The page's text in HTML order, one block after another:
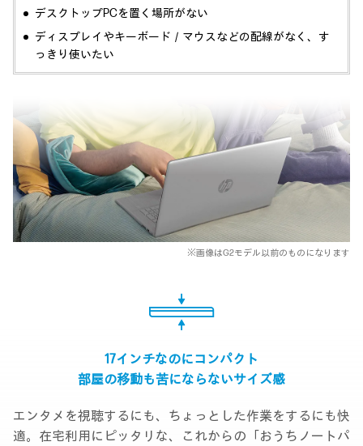
デスクトップPCを置く場所がない
ディスプレイやキーボード／マウスなどの配線がなく、す
っきり使いたい
※画像はG2モデル以前のものになります
17インチなのにコンパクト
部屋の移動も苦にならないサイズ感
エンタメを視聴するにも、ちょっとした作業をするにも快
適。在宅利用にピッタリな、これからの「おうちノートパ